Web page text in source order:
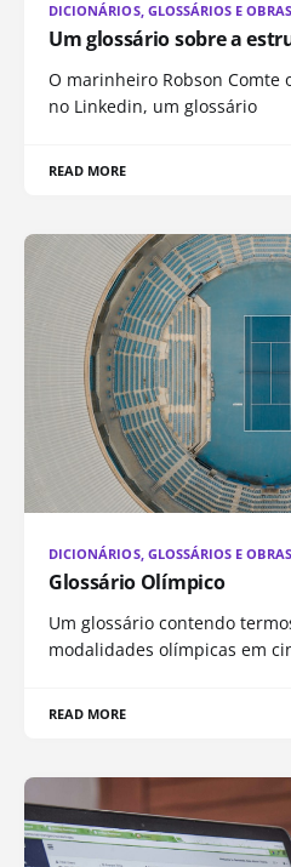
DICIONÁRIOS, GLOSSÁRIOS E
Um glossário sobre a
O marinheiro Robson Comte
no Linkedin, um glossário
READ MORE
DICIONÁRIOS, GLOSSÁRIOS E
Glossário Olímpico
Um glossário contendo
modalidades olímpicas em
READ MORE